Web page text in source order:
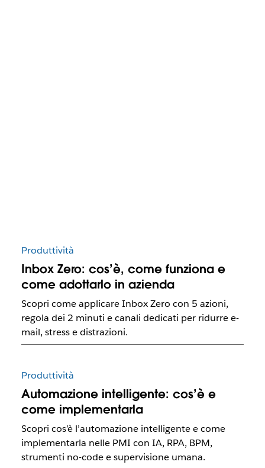
Produttività
Inbox Zero: cos’è, come funziona e
come adottarlo in azienda
Scopri come applicare Inbox Zero con 5 azioni,
regola dei 2 minuti e canali dedicati per ridurre e-
mail, stress e distrazioni.
Produttività
Automazione intelligente: cos’è e
come implementarla
Scopri cos’è l’automazione intelligente e come
implementarla nelle PMI con IA, RPA, BPM,
strumenti no-code e supervisione umana.